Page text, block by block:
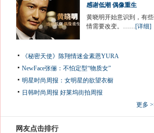
感谢低潮 偶像重生
黄晓明开始意识到，有
情需要改变。……[详细]
《秘密天使》陈翔情迷金素恩YURA
NewFace张俪：不怕定型“物质女”
明星时尚周报：女明星的欲望衣橱
日韩时尚周报 好莱坞街拍周报
更多
网友点击排行